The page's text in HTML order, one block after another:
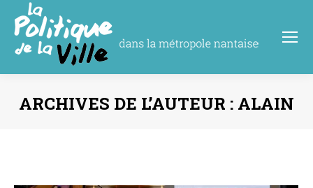
ARCHIVES DE L’AUTEUR : ALAIN